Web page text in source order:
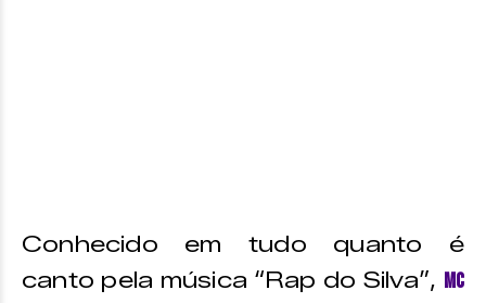
Conhecido em tudo quanto é
canto pela música “Rap do Silva”, MC